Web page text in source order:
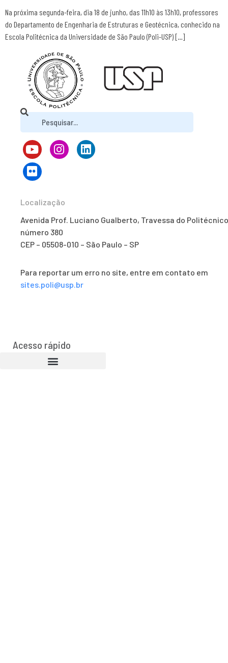
Na próxima segunda-feira, dia 18 de junho, das 11h10 às 13h10, professores
do Departamento de Engenharia de Estruturas e Geotécnica, conhecido na
Escola Politécnica da Universidade de São Paulo (Poli-USP) […]
Localização
Avenida Prof. Luciano Gualberto, Travessa do
número 380
CEP – 05508-010 – São Paulo – SP
Para reportar um erro no site, entre em contato em
sites.poli@usp.br
Acesso rápido